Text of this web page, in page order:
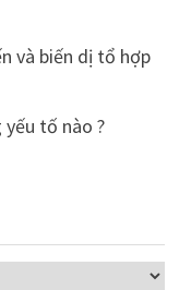
và biến dị tổ hợp
tố nào ?